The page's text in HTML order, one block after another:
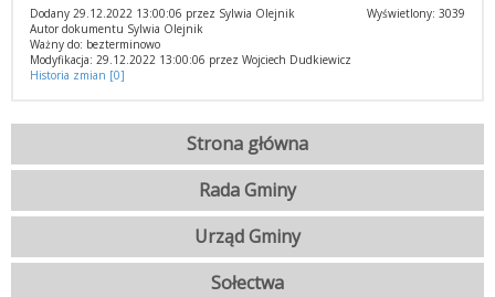
Wyświetlony: 3039
Dodany 29.12.2022 13:00:06 przez Sylwia Olejnik
Autor dokumentu Sylwia Olejnik
Ważny do: bezterminowo
Modyfikacja: 29.12.2022 13:00:06 przez Wojciech Dudkiewicz
Historia zmian [0]
Strona główna
Rada Gminy
Urząd Gminy
Sołectwa